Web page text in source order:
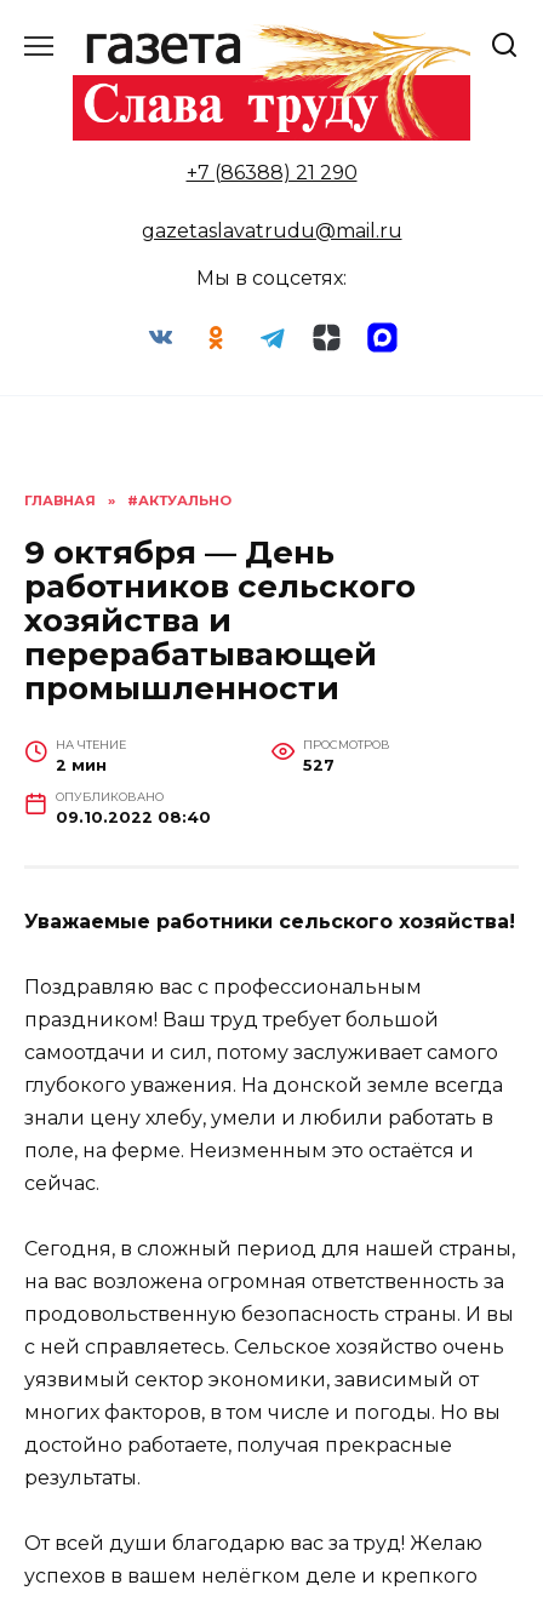
содержанию
+7 (86388) 21 290
gazetaslavatrudu@mail.ru
Мы в соцсетях:
ГЛАВНАЯ » #АКТУАЛЬНО
9 октября — День
работников сельского
хозяйства и
перерабатывающей
промышленности
НА ЧТЕНИЕ
2 мин
ПРОСМОТРОВ
527
ОПУБЛИКОВАНО
09.10.2022 08:40
Уважаемые работники сельского хозяйства!
Поздравляю вас с профессиональным
праздником! Ваш труд требует большой
самоотдачи и сил, потому заслуживает самого
глубокого уважения. На донской земле всегда
знали цену хлебу, умели и любили работать в
поле, на ферме. Неизменным это остаётся и
сейчас.
Сегодня, в сложный период для нашей страны,
на вас возложена огромная ответственность за
продовольственную безопасность страны. И вы
с ней справляетесь. Сельское хозяйство очень
уязвимый сектор экономики, зависимый от
многих факторов, в том числе и погоды. Но вы
достойно работаете, получая прекрасные
результаты.
От всей души благодарю вас за труд! Желаю
успехов в вашем нелёгком деле и крепкого